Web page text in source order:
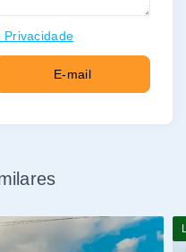
Privacidade
E-mail